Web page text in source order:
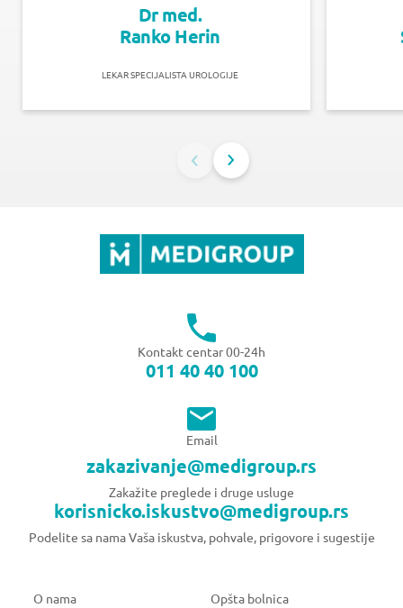
Dr med.
Ranko Herin
LEKAR SPECIJALISTA UROLOGIJE
Kontakt centar 00-24h
011 40 40 100
Email
zakazivanje@medigroup.rs
Zakažite preglede i druge usluge
korisnicko.iskustvo@medigroup.rs
Podelite sa nama Vaša iskustva, pohvale, prigovore i sugestije
O nama Opšta bolnica